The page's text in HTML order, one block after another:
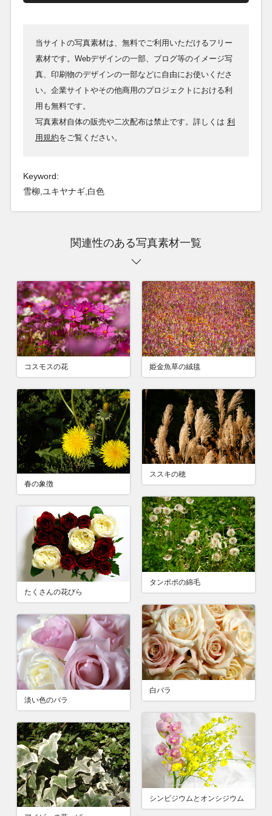
当サイトの写真素材は、無料でご利用いただけるフリー
素材です。Webデザインの一部、ブログ等のイメージ写
真、印刷物のデザインの一部などに自由にお使いくださ
い。企業サイトやその他商用のプロジェクトにおける利
用も無料です。
写真素材自体の販売や二次配布は禁止です。詳しくは 利
用規約をご覧ください。
Keyword:
雪柳,ユキヤナギ,白色
関連性のある写真素材一覧
コスモスの花 姫金魚草の絨毯
春の象徴
ススキの穂
タンポポの綿毛
たくさんの花びら
白バラ
淡い色のバラ
シンビジウムとオンシジウム